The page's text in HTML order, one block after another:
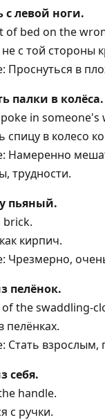
с левой ноги.
of bed on the
не с той стороны
Проснуться в
палки в колёса.
in someone's
спицу в колесо
Намеренно
трудности.
пьяный.
brick.
кирпич.
Чрезмерно,
пелёнок.
the swaddling-
пелёнках.
Стать взрослым,
себя.
handle.
с ручки.